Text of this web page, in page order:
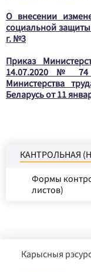
О внесении
социальной защиты
г. №3
Приказ
14.07.2020 № 74
Министерства
Беларусь от 11
КАНТРОЛЬНАЯ
Формы
листов)
Карысныя